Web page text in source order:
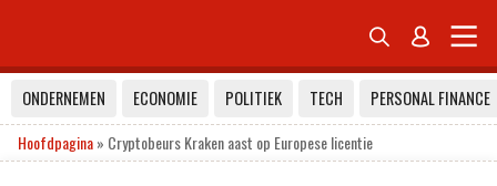
 
ONDERNEMEN ECONOMIE POLITIEK TECH
PERSONAL FINANCE
Hoofdpagina» Cryptobeurs Kraken aast op Europese licentie